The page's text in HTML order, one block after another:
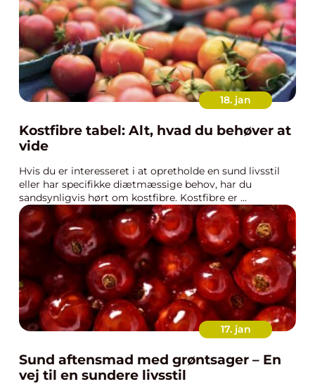
18. jan
Kostfibre tabel: Alt, hvad du behøver at
vide
Hvis du er interesseret i at opretholde en sund livsstil
eller har specifikke diætmæssige behov, har du
sandsynligvis hørt om kostfibre. Kostfibre er ...
17. jan
Sund aftensmad med grøntsager – En
vej til en sundere livsstil